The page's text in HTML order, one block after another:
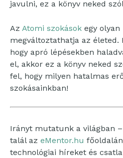
javulni, ez a könyv neked
Az Atomi szokások egy olyan
megváltoztathatja az életed.
hogy apró lépésekben
el, akkor ez a könyv neked
fel, hogy milyen hatalmas
szokásainkban!
Irányt mutatunk a világban
talál az eMentor.hu
technológiai híreket és